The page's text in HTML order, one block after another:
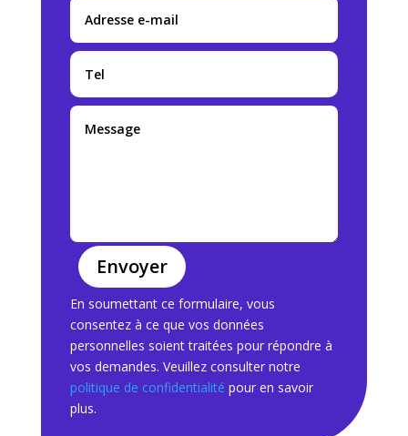
Envoyer
En soumettant ce formulaire, vous
consentez à ce que vos données
personnelles soient traitées pour répondre à
vos demandes. Veuillez consulter notre
politique de confidentialité pour en savoir
plus.